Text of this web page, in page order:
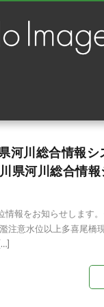
河川総合情報シ
県河川総合情
位情報をお知らせし
注意水位以上多喜尾橋